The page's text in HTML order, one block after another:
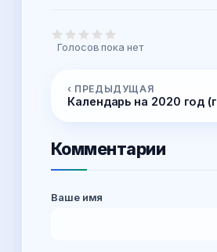
Голосов пока нет
‹ ПРЕДЫДУЩАЯ
Календарь на 2020 год
Комментарии
Ваше имя